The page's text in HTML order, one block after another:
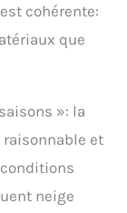
cohérente:
que
»: la
et
neige